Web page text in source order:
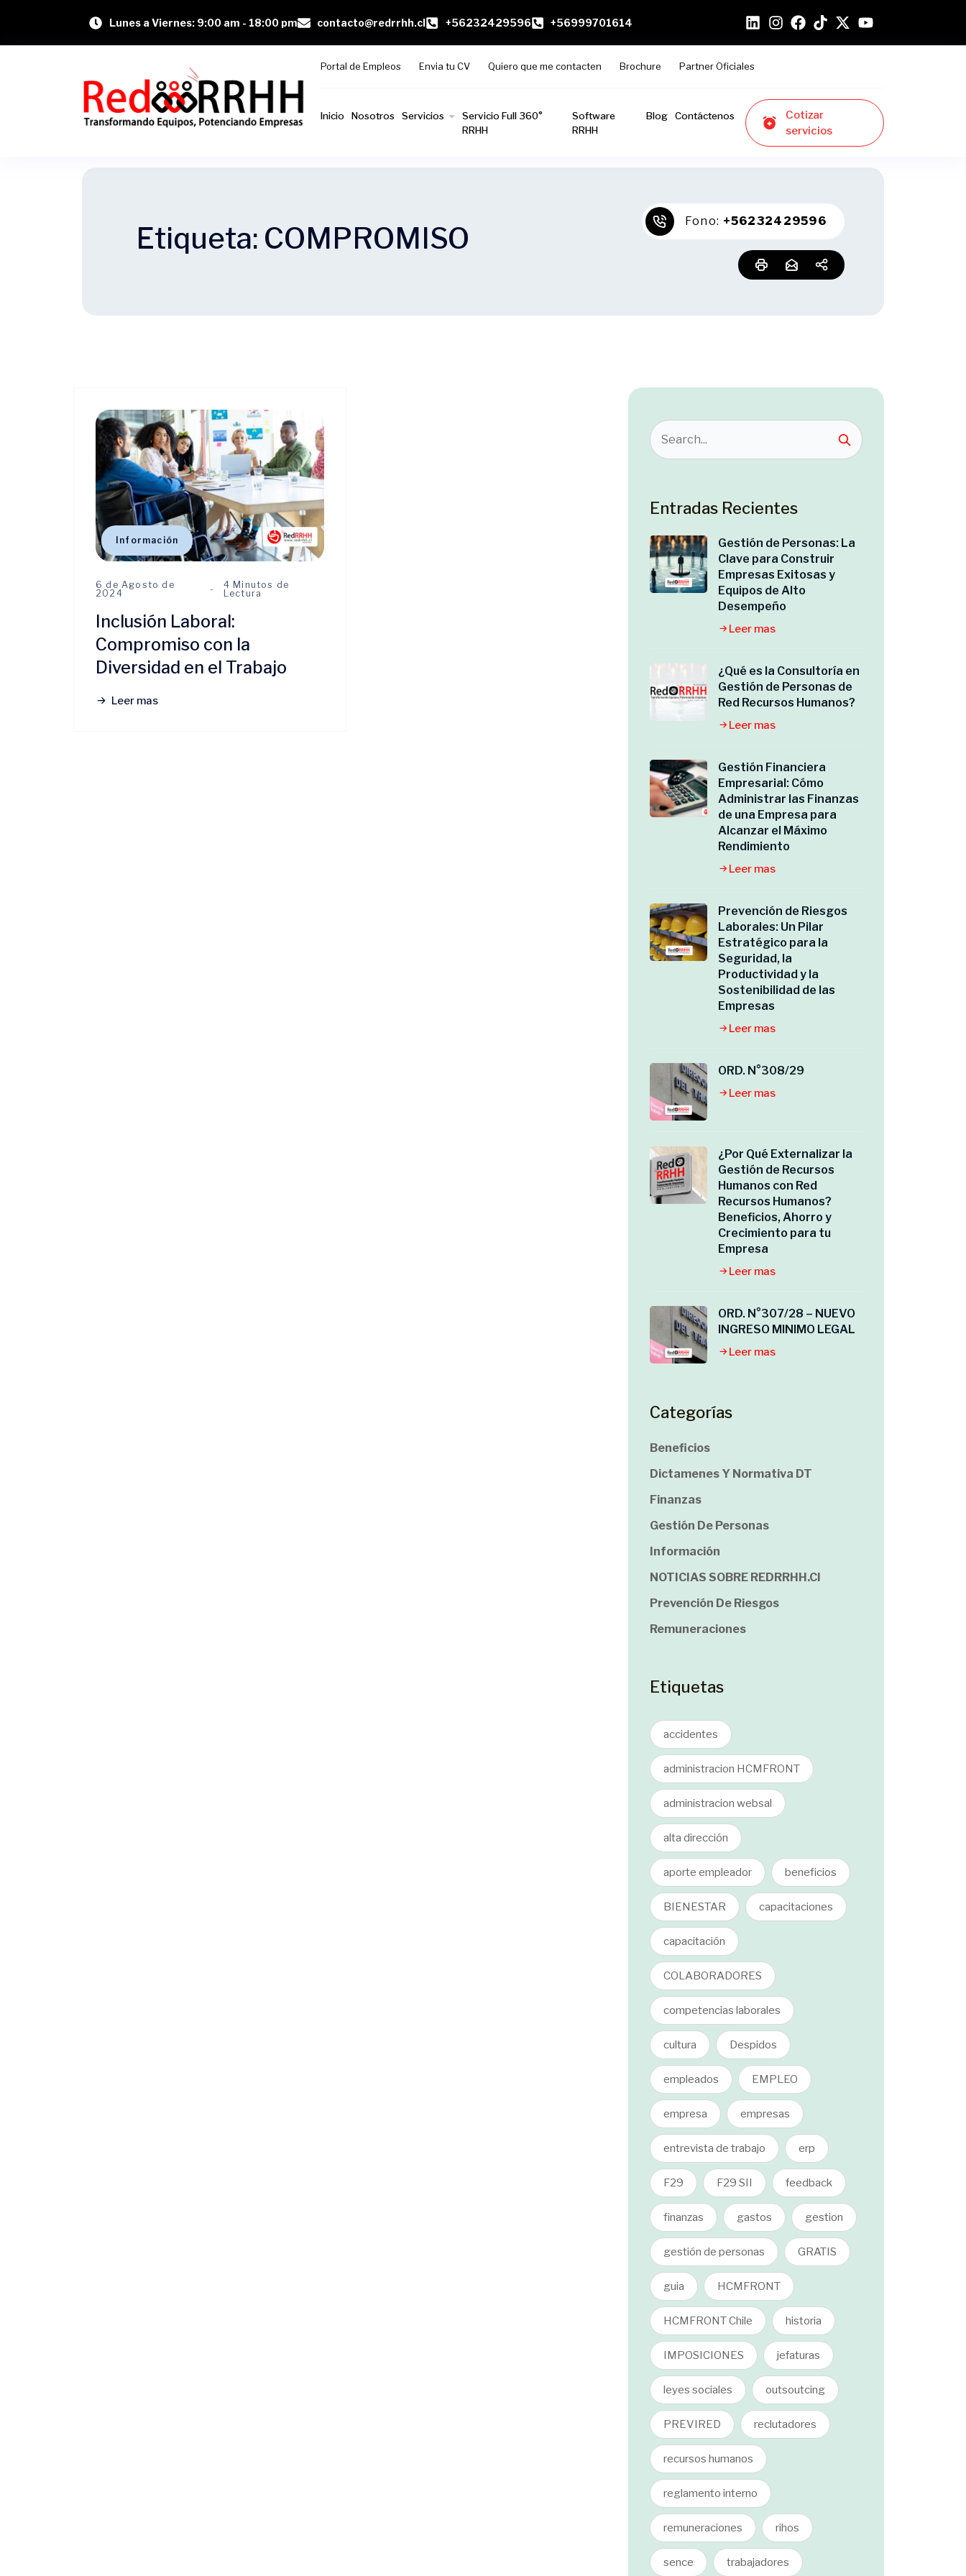
Lunes a Viernes: 9:00 am - 18:00 pm contacto@redrrhh.cl +56232429596 +56999701614
Portal de Empleos Envia tu CV Quiero que me contacten Brochure Partner Oficiales
Inicio Nosotros Servicios
Servicio Full 360°
RRHH
Software
RRHH
Blog Contáctenos
Cotizar
servicios
Etiqueta: COMPROMISO Fono: +56232429596
Información
6 de Agosto de
2024
4 Minutos de
Lectura
Inclusión Laboral:
Compromiso con la
Diversidad en el Trabajo
Leer mas
Entradas Recientes
Gestión de Personas: La
Clave para Construir
Empresas Exitosas y
Equipos de Alto
Desempeño
Leer mas
¿Qué es la Consultoría en
Gestión de Personas de
Red Recursos Humanos?
Leer mas
Gestión Financiera
Empresarial: Cómo
Administrar las Finanzas
de una Empresa para
Alcanzar el Máximo
Rendimiento
Leer mas
Prevención de Riesgos
Laborales: Un Pilar
Estratégico para la
Seguridad, la
Productividad y la
Sostenibilidad de las
Empresas
Leer mas
ORD. N°308/29
Leer mas
¿Por Qué Externalizar la
Gestión de Recursos
Humanos con Red
Recursos Humanos?
Beneficios, Ahorro y
Crecimiento para tu
Empresa
Leer mas
ORD. N°307/28 – NUEVO
INGRESO MINIMO LEGAL
Leer mas
Categorías
Beneficios
Dictamenes Y Normativa DT
Finanzas
Gestión De Personas
Información
NOTICIAS SOBRE REDRRHH.cl
Prevención De Riesgos
Remuneraciones
Etiquetas
accidentes
administracion HCMFRONT
administracion websal
alta dirección
aporte empleador beneficios
BIENESTAR capacitaciones
capacitación
COLABORADORES
competencias laborales
cultura Despidos
empleados EMPLEO
empresa empresas
entrevista de trabajo erp
F29 F29 SII feedback
finanzas gastos gestion
gestión de personas GRATIS
guia HCMFRONT
HCMFRONT Chile historia
IMPOSICIONES jefaturas
leyes sociales outsoutcing
PREVIRED reclutadores
recursos humanos
reglamento interno
remuneraciones rihos
sence trabajadores